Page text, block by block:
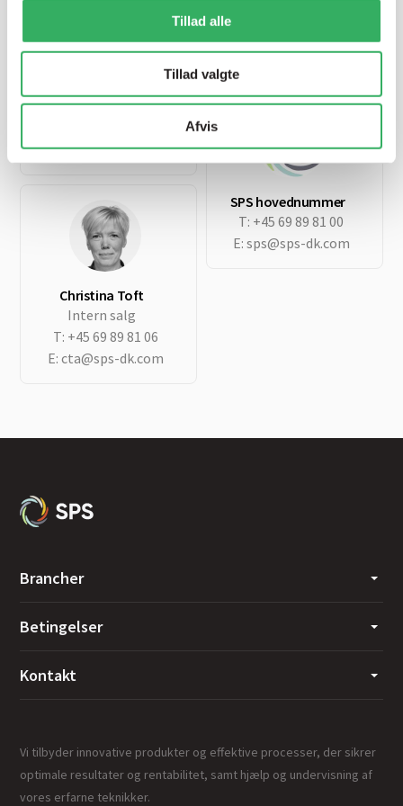
de har indsamlet fra din brug af deres tjenester.
Tillad alle
Tillad valgte
Afvis
Lagerchef
E:jh@sps-dk.com
Christina Toft
Intern salg
T: +45 69 89 81 06
E: cta@sps-dk.com
SPS hovednummer
T: +45 69 89 81 00
E: sps@sps-dk.com
Brancher
Betingelser
Kontakt
Vi tilbyder innovative produkter og effektive processer, der sikrer
optimale resultater og rentabilitet, samt hjælp og undervisning af
vores erfarne teknikker.